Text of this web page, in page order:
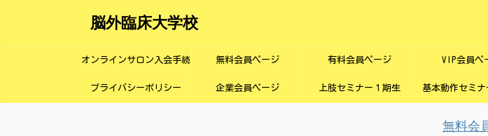
脳外臨床大学校
オンラインサロン入会手続
き画面
無料会員ページ 有料会員ページ VIP会員ペ
プライバシーポリシー 企業会員ページ 上肢セミナー１期生 基本動作セミナ
無料会員